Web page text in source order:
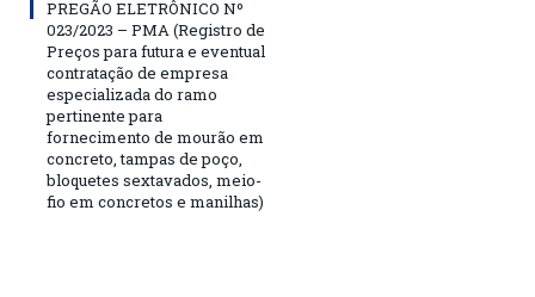
PREGÃO ELETRÔNICO Nº
023/2023 – PMA (Registro de
Preços para futura e eventual
contratação de empresa
especializada do ramo
pertinente para
fornecimento de mourão em
concreto, tampas de poço,
bloquetes sextavados, meio-
fio em concretos e manilhas)